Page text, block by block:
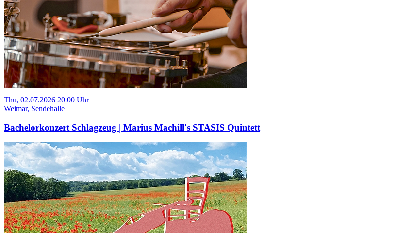
Thu, 02.07.2026 20:00 Uhr
Weimar, Sendehalle
Bachelorkonzert Schlagzeug | Marius Machill's STASIS Quintett